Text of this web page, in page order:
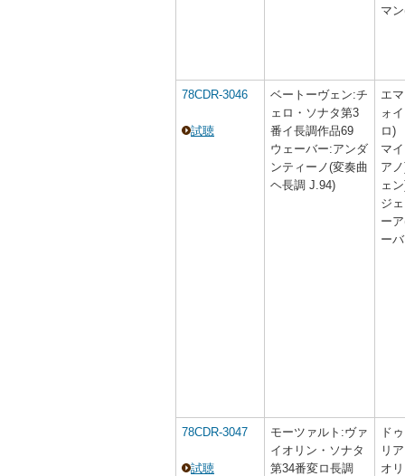
マ
78CDR-3046
試聴
ベートーヴェン:チ
ェロ・ソナタ第3
番イ長調作品69
ウェーバー:アンダ
ンティーノ(変奏曲
ヘ長調 J.94)
エ
ォ
ロ)
マ
ア
ェ
ジ
ー
ー
78CDR-3047
試聴
モーツァルト:ヴァ
イオリン・ソナタ
第34番変ロ長調
ド
リ
オ